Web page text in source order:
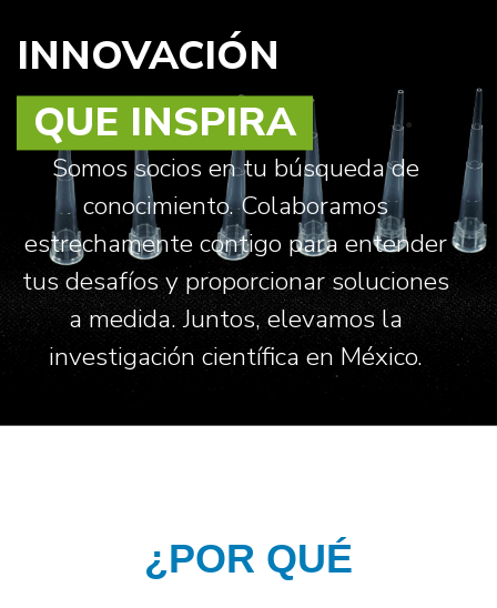
INNOVACIÓN
QUE INSPIRA
Somos socios en tu búsqueda de
conocimiento. Colaboramos
estrechamente contigo para entender
tus desafíos y proporcionar soluciones
a medida. Juntos, elevamos la
investigación científica en México.
¿POR QUÉ